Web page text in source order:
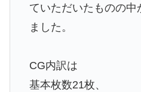
ていただいたものの中
ました。
CG内訳は
基本枚数21枚、